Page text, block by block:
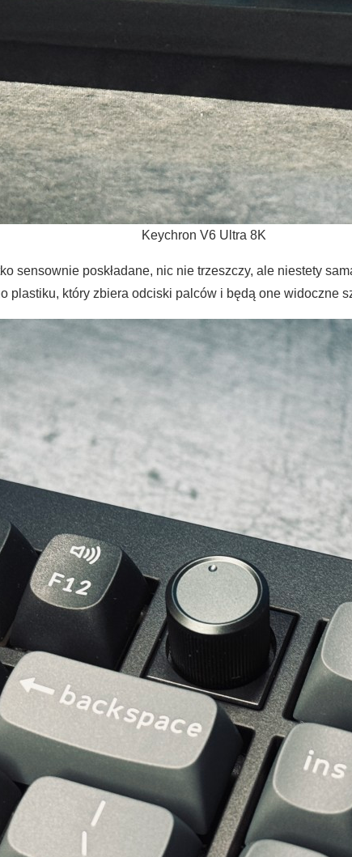
Keychron V6 Ultra 8K
sensownie poskładane, nic nie trzeszczy, ale niestety
plastiku, który zbiera odciski palców i będą one widoczne